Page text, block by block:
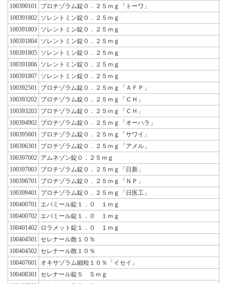
100390101
ブロチゾラム錠０．２５ｍｇ「トーワ」
100391802 ソレントミン錠０．２５ｍｇ
100391803 ソレントミン錠０．２５ｍｇ
100391804 ソレントミン錠０．２５ｍｇ
100391805 ソレントミン錠０．２５ｍｇ
100391806 ソレントミン錠０．２５ｍｇ
100391807 ソレントミン錠０．２５ｍｇ
100392501
ブロチゾラム錠０．２５ｍｇ「ＡＦＰ」
100393202 ブロチゾラム錠０．２５ｍｇ「ＣＨ」
100393203 ブロチゾラム錠０．２５ｍｇ「ＣＨ」
100394902 ブロチゾラム錠０．２５ｍｇ「オーハラ」
100395601
ブロチゾラム錠０．２５ｍｇ「サワイ」
100396301
ブロチゾラム錠０．２５ｍｇ「アメル」
100397002 アムネゾン錠０．２５ｍｇ
100397003 ブロチゾラム錠０．２５ｍｇ「日新」
100398701
ブロチゾラム錠０．２５ｍｇ「ＮＰ」
100399401
ブロチゾラム錠０．２５ｍｇ「日医工」
100400701
エバミール錠１．０ １ｍｇ
100400702 エバミール錠１．０ １ｍｇ
100401402
ロラメット錠１．０ １ｍｇ
100404501
セレナール散１０％
100404502 セレナール散１０％
100407601
オキサゾラム細粒１０％「イセイ」
100408301
セレナール錠５ ５ｍｇ